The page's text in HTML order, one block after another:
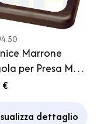
Marrone
per Presa MAC
Caravan
€
dettaglio